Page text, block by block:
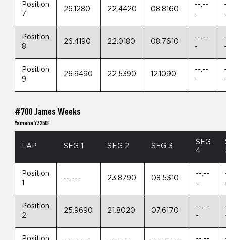
Position
7
26.1280 22.4420 08.8160
--.--
-
Position
8
26.4190 22.0180 08.7610
--.--
-
Position
9
26.9490 22.5390 12.1090
--.--
-
#700 James Weeks
Yamaha YZ250F
LAP SEG 1 SEG 2 SEG 3
SEG
4
Position
1
--.--- 23.8790 08.5310
--.--
-
Position
2
25.9690 21.8020 07.6170
--.--
-